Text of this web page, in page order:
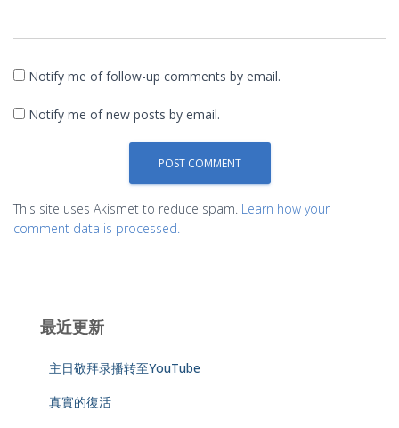
Notify me of follow-up comments by email.
Notify me of new posts by email.
This site uses Akismet to reduce spam. Learn how your
comment data is processed.
最近更新
主日敬拜录播转至YouTube
真實的復活